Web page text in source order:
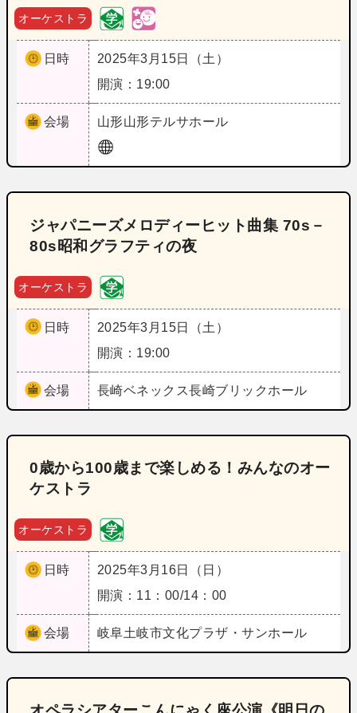
オーケストラ
日時
2025年3月15日（土）
開演：19:00
会場 山形山形テルサホール
ジャパニーズメロディーヒット曲集 70s－
80s昭和グラフティの夜
オーケストラ
日時
2025年3月15日（土）
開演：19:00
会場 長崎ベネックス長崎ブリックホール
0歳から100歳まで楽しめる！みんなのオー
ケストラ
オーケストラ
日時
2025年3月16日（日）
開演：11：00/14：00
会場 岐阜土岐市文化プラザ・サンホール